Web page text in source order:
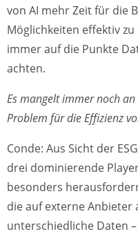
von AI mehr Zeit für die
Möglichkeiten effektiv
immer auf die Punkte
achten.
Es mangelt immer noch
Problem für die Effizienz
Conde: Aus Sicht der
drei dominierende
besonders
die auf externe Anbieter
unterschiedliche Daten